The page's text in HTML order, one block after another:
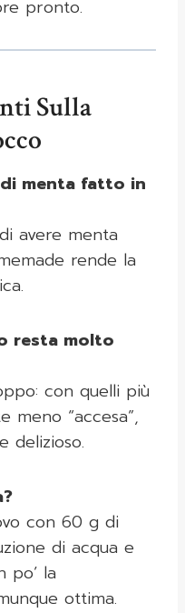
pronto.
Sulla
menta fatto in
avere menta
rende la
resta molto
con quelli più
meno “accesa”,
delizioso.
con 60 g di
di acqua e
po’ la
ottima.